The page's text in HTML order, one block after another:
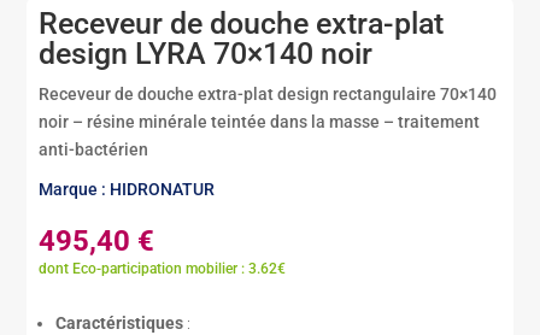
Receveur de douche extra-plat
design LYRA 70×140 noir
Receveur de douche extra-plat design rectangulaire 70×140
noir – résine minérale teintée dans la masse – traitement
anti-bactérien
Marque : HIDRONATUR
495,40 €
dont Eco-participation mobilier : 3.62€
Caractéristiques :